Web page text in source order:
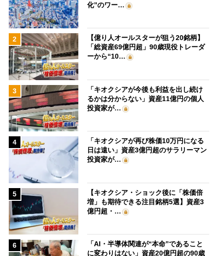
化”のワー…
2
【億り人オールスターが狙う20銘柄】
「総資産69億円超」90歳現役トレーダ
ーから“10…
3
「キオクシアが今後も利益を出し続け
るかは分からない」資産11億円の個人
投資家が…
4
「キオクシアが再び株価10万円になる
日は遠い」資産3億円超のサラリーマン
投資家が…
5
【キオクシア・ショック後に「株価倍
増」も期待できる注目銘柄5選】資産3
億円超・…
6
「AI・半導体関連が“本命”であること
に変わりはない」資産20億円超の90歳